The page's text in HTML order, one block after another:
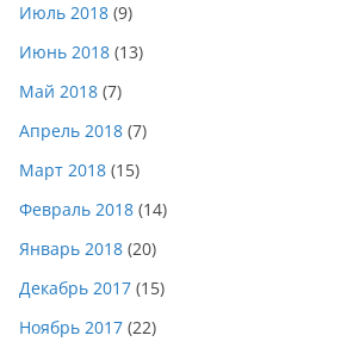
Июль 2018 (9)
Июнь 2018 (13)
Май 2018 (7)
Апрель 2018 (7)
Март 2018 (15)
Февраль 2018 (14)
Январь 2018 (20)
Декабрь 2017 (15)
Ноябрь 2017 (22)